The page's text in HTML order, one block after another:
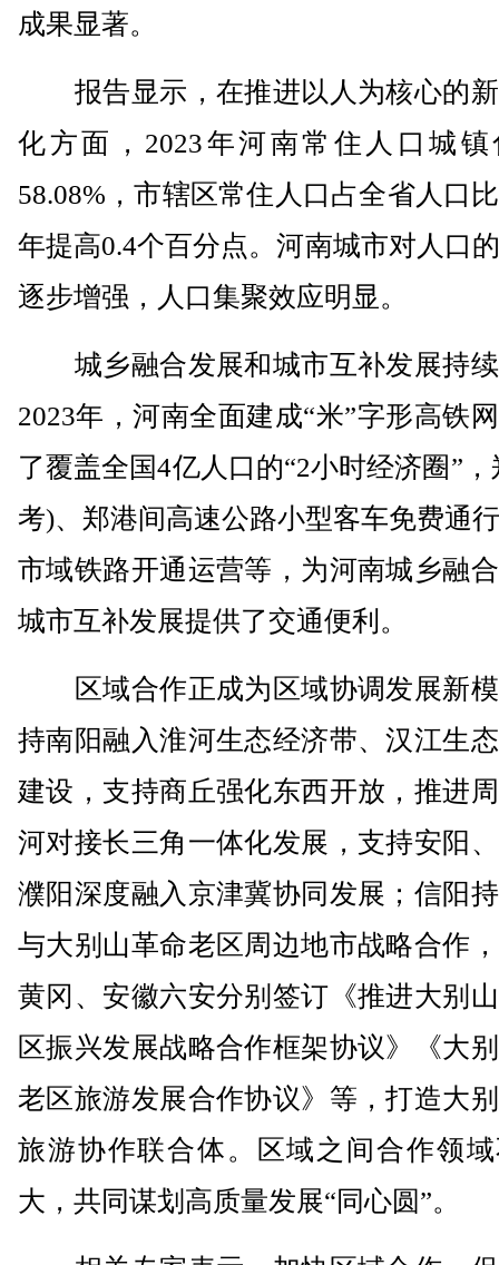
成果显著。
报告显示，在推进以人为核心的
化方面，2023年河南常住人口城镇
58.08%，市辖区常住人口占全省人口
年提高0.4个百分点。河南城市对人口
逐步增强，人口集聚效应明显。
城乡融合发展和城市互补发展持
2023年，河南全面建成“米”字形高铁
了覆盖全国4亿人口的“2小时经济圈”
考)、郑港间高速公路小型客车免费通
市域铁路开通运营等，为河南城乡融
城市互补发展提供了交通便利。
区域合作正成为区域协调发展新
持南阳融入淮河生态经济带、汉江生
建设，支持商丘强化东西开放，推进
河对接长三角一体化发展，支持安阳
濮阳深度融入京津冀协同发展；信阳
与大别山革命老区周边地市战略合作
黄冈、安徽六安分别签订《推进大别
区振兴发展战略合作框架协议》《大
老区旅游发展合作协议》等，打造大
旅游协作联合体。区域之间合作领
大，共同谋划高质量发展“同心圆”。